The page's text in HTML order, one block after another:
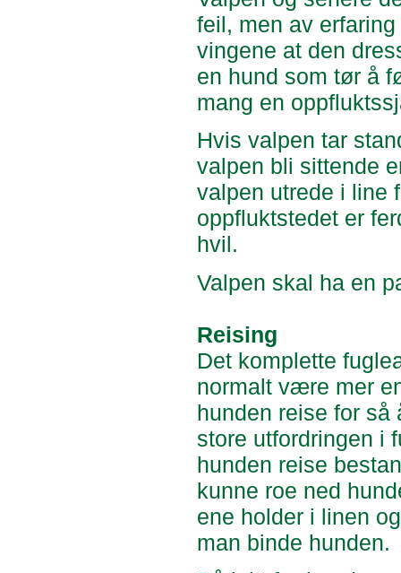
feil, men av
vingene at den
en hund som tør å
mang en
Hvis valpen tar
valpen bli sittende
valpen utrede i line
oppfluktstedet er
hvil.
Valpen skal ha en
Reising
Det komplette
normalt være mer
hunden reise for så
store utfordringen i
hunden reise
kunne roe ned
ene holder i linen
man binde hunden.